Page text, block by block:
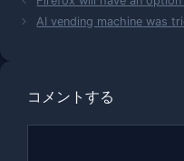
リ
ー
AI vending machine was
コメントする